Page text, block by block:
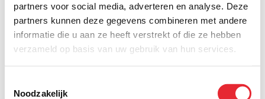
partners voor social media, adverteren en analyse. Deze
partners kunnen deze gegevens combineren met andere
informatie die u aan ze heeft verstrekt of die ze hebben
verzameld op basis van uw gebruik van hun services.
Noodzakelijk
Probeer het later opnieuw of ga terug naar de
homepagina.